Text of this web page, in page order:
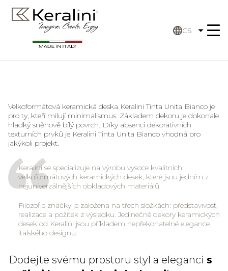
CS
Velkoformátová keramická deska Keralini Tinta Unita Bianco je
pro ty, kteří milují minimalismus. Základem dekoru je dokonale
hladký sněhově bílý povrch. Díky absenci dekorativních
texturních prvků je Keralini Tinta Unita Bianco vhodná pro
jakýkoli projekt.
Keralini se specializuje na výrobu vysoce kvalitních
velkoformátových keramických desek, které jsou jedním z
nejuniverzálnějších obkladových materiálů.
Filozofie značky je založena na třech složkách: představivost,
realizace a požitek z výsledku. Jedinečné dekory keramických
desek od Keralini jsou příkladem nepřekonatelné elegance
italského designu.
Dodejte svému prostoru styl a eleganci s